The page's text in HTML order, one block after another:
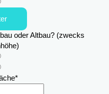
oder Altbau? (zwecks
*